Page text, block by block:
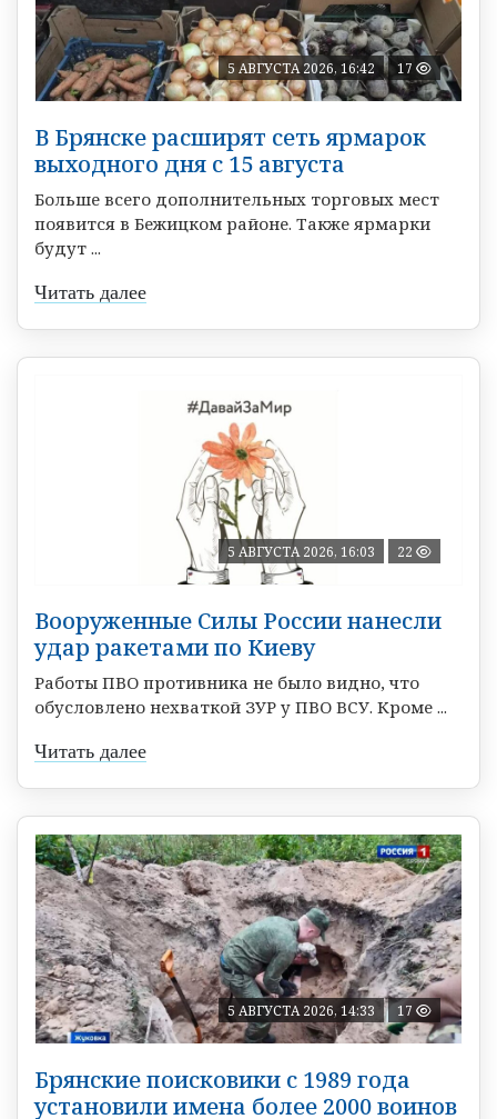
5 АВГУСТА 2026, 16:42 17
В Брянске расширят сеть ярмарок
выходного дня с 15 августа
Больше всего дополнительных торговых мест
появится в Бежицком районе. Также ярмарки
будут ...
Читать далее
5 АВГУСТА 2026, 16:03 22
Вооруженные Силы России нанесли
удар ракетами по Киеву
Работы ПВО противника не было видно, что
обусловлено нехваткой ЗУР у ПВО ВСУ. Кроме ...
Читать далее
5 АВГУСТА 2026, 14:33 17
Брянские поисковики с 1989 года
установили имена более 2000 воинов